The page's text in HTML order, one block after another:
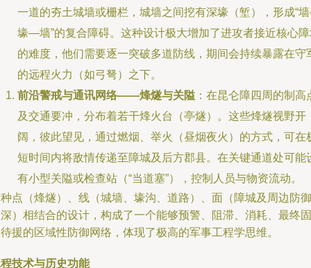
一道的夯土城墙或栅栏，城墙之间挖有深壕（堑），形成“
壕—墙”的复合障碍。这种设计极大增加了进攻者接近核心
的难度，他们需要逐一突破多道防线，期间会持续暴露在守
的远程火力（如弓弩）之下。
前沿警戒与通讯网络——烽燧与关隘 ：在昆仑障四周的制高
及交通要冲，分布着若干烽火台（亭燧）。这些烽燧视野开
阔，彼此望见，通过燃烟、举火（昼烟夜火）的方式，可在
短时间内将敌情传递至障城及后方郡县。在关键通道处可能
有小型关隘或检查站（“当道塞”），控制人员与物资流动。
点（烽燧）、线（城墙、壕沟、道路）、面（障城及周边防御
）相结合的设计，构成了一个能够预警、阻滞、消耗、最终固
援的区域性防御网络，体现了极高的军事工程学思维。
技术与历史功能